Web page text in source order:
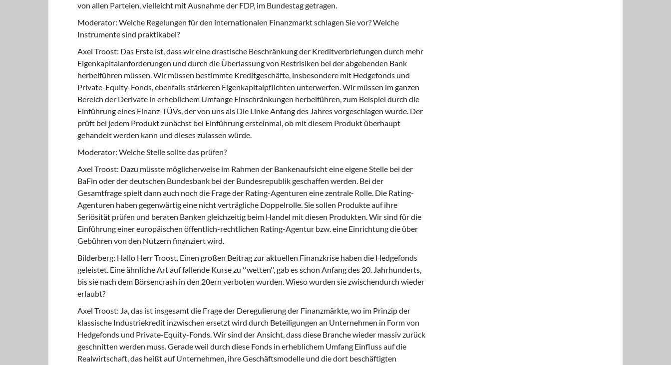
von allen Parteien, vielleicht mit Ausnahme der FDP, im Bundestag getragen.
Moderator: Welche Regelungen für den internationalen Finanzmarkt schlagen Sie vor? Welche
Instrumente sind praktikabel?
Axel Troost: Das Erste ist, dass wir eine drastische Beschränkung der Kreditverbriefungen durch mehr
Eigenkapitalanforderungen und durch die Überlassung von Restrisiken bei der abgebenden Bank
herbeiführen müssen. Wir müssen bestimmte Kreditgeschäfte, insbesondere mit Hedgefonds und
Private-Equity-Fonds, ebenfalls stärkeren Eigenkapitalpflichten unterwerfen. Wir müssen im ganzen
Bereich der Derivate in erheblichem Umfange Einschränkungen herbeiführen, zum Beispiel durch die
Einführung eines Finanz-TÜVs, der von uns als Die Linke Anfang des Jahres vorgeschlagen wurde. Der
prüft bei jedem Produkt zunächst bei Einführung ersteinmal, ob mit diesem Produkt überhaupt
gehandelt werden kann und dieses zulassen würde.
Moderator: Welche Stelle sollte das prüfen?
Axel Troost: Dazu müsste möglicherweise im Rahmen der Bankenaufsicht eine eigene Stelle bei der
BaFin oder der deutschen Bundesbank bei der Bundesrepublik geschaffen werden. Bei der
Gesamtfrage spielt dann auch noch die Frage der Rating-Agenturen eine zentrale Rolle. Die Rating-
Agenturen haben gegenwärtig eine nicht verträgliche Doppelrolle. Sie sollen Produkte auf ihre
Seriösität prüfen und beraten Banken gleichzeitig beim Handel mit diesen Produkten. Wir sind für die
Einführung einer europäischen öffentlich-rechtlichen Rating-Agentur bzw. eine Einrichtung die über
Gebühren von den Nutzern finanziert wird.
Bilderberg: Hallo Herr Troost. Einen großen Beitrag zur aktuellen Finanzkrise haben die Hedgefonds
geleistet. Eine ähnliche Art auf fallende Kurse zu ''wetten'', gab es schon Anfang des 20. Jahrhunderts,
bis sie nach dem Börsencrash in den 20ern verboten wurden. Wieso wurden sie zwischendurch wieder
erlaubt?
Axel Troost: Ja, das ist insgesamt die Frage der Deregulierung der Finanzmärkte, wo im Prinzip der
klassische Industriekredit inzwischen ersetzt wird durch Beteiligungen an Unternehmen in Form von
Hedgefonds und Private-Equity-Fonds. Wir sind der Ansicht, dass diese Branche wieder massiv zurück
geschnitten werden muss. Gerade weil durch diese Fonds in erheblichem Umfang Einfluss auf die
Realwirtschaft, das heißt auf Unternehmen, ihre Geschäftsmodelle und die dort beschäftigten